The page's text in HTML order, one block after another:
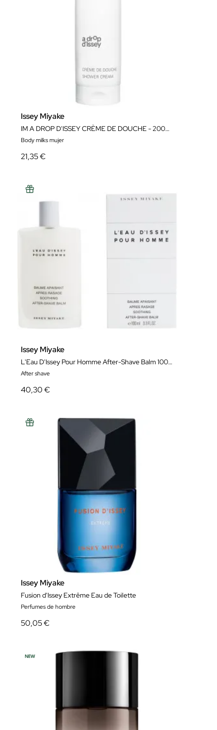
Issey Miyake
IM A DROP D'ISSEY CRÈME DE DOUCHE - 200ML
Body milks mujer
21,35 €
Issey Miyake
L'Eau D'Issey Pour Homme After-Shave Balm 100 ml
After shave
40,30 €
Issey Miyake
Fusion d'Issey Extrême Eau de Toilette
Perfumes de hombre
50,05 €